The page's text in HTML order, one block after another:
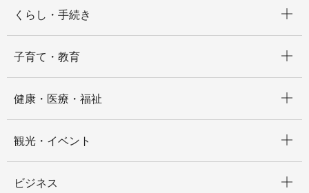
くらし・手続き
子育て・教育
健康・医療・福祉
観光・イベント
ビジネス